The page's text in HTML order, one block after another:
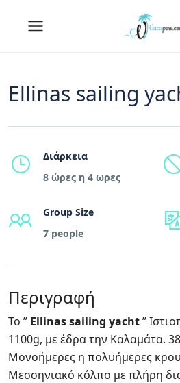
Ellinas sailing
Διάρκεια
8 ώρες η 4 ωρες
Group Size
7 people
Περιγραφή
To ” Ellinas sailing yacht”
1100g, με έδρα την Καλαμάτα.
Μονοήμερες η πολυήμερες
Μεσσηνιακό κόλπο με πλήρη